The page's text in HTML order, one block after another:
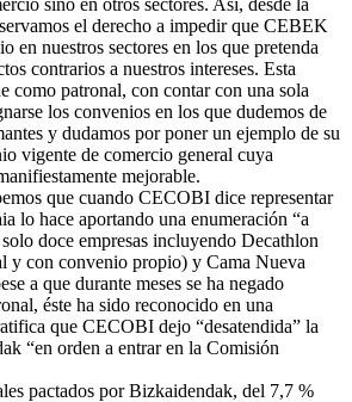
sino en otros sectores. Así, desde la
el derecho a impedir que CEBEK
en nuestros sectores en los que pretenda
contrarios a nuestros intereses. Esta
como patronal, con contar con una sola
los convenios en los que dudemos de
y dudamos por poner un ejemplo de su
vigente de comercio general cuya
mejorable.
que cuando CECOBI dice representar
lo hace aportando una enumeración “a
doce empresas incluyendo Decathlon
y con convenio propio) y Cama Nueva
a que durante meses se ha negado
éste ha sido reconocido en una
que CECOBI dejo “desatendida” la
“en orden a entrar en la Comisión
pactados por Bizkaidendak, del 7,7 %